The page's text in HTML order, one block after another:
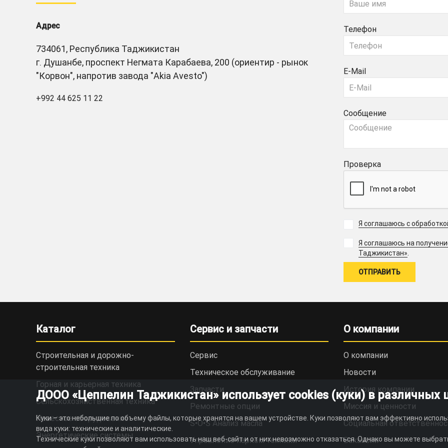
Адрес
734061, Республика Таджикистан
г. Душанбе, проспект Негмата Карабаева, 200 (ориентир - рынок
"Корвон", напротив завода "Akia Avesto")
+992 44 625 11 22
Телефон
E-Mail
Сообщение
Проверка
Я соглашаюсь с
Я соглашаюсь на
Таджикистан».
Каталог
Строительная и дорожно-
cтроительная техника
Горная и карьерная техника
Сельскохозяйственная техника
Навесное оборудование
Энергетические системы
Сервис и запчасти
Сервис
Техническое обслуживание
Запчасти
Ремонтные опции
S•O•S Анализ масла
Управление парком техники
О компании
О компании
Новости
История компании
Миссия и ценности
Социальная
Вакансии
ДООО «Цеппелин Таджикистан» использует cookies (куки) в различных
Куки – это небольшие по объему файлы, которые хранятся на вашем устройстве. Куки позволяют вам эффективно
вида куки: технические и аналитические.
Технические куки позволяют вам использовать наш веб-сайт и от них невозможно отказаться. Однако вы можете